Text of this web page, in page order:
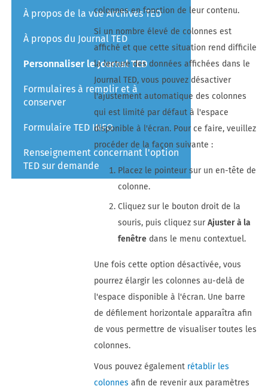
À propos de la vue Archives TED
À propos du Journal TED
Personnaliser le Journal TED
Formulaires à remplir et à
conserver
Formulaire TED INFO
Renseignement concernant l'option
TED sur demande
colonnes en fonction de leur contenu.
Si un nombre élevé de colonnes est
affiché et que cette situation rend difficile
la lecture des données affichées dans le
Journal TED, vous pouvez désactiver
l'ajustement automatique des colonnes
qui est limité par défaut à l'espace
disponible à l'écran. Pour ce faire, veuillez
procéder de la façon suivante :
Placez le pointeur sur un en-tête de
colonne.
Cliquez sur le bouton droit de la
souris, puis cliquez surAjuster à la
fenêtre dans le menu contextuel.
Une fois cette option désactivée, vous
pourrez élargir les colonnes au-delà de
l'espace disponible à l'écran. Une barre
de défilement horizontale apparaîtra afin
de vous permettre de visualiser toutes les
colonnes.
Vous pouvez également rétablir les
colonnes afin de revenir aux paramètres